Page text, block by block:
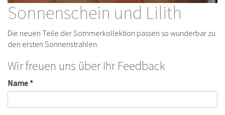
Sonnenschein und Lilith
Die neuen Teile der Sommerkollektion passen so wunderbar zu
den ersten Sonnenstrahlen.
Wir freuen uns über Ihr Feedback
Name *